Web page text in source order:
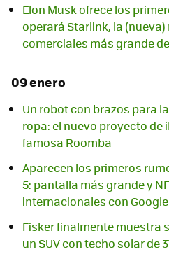
Elon Musk ofrece los
operará Starlink, la
comerciales más grande
09 enero
Un robot con brazos para
ropa: el nuevo proyecto de
famosa Roomba
Aparecen los primeros
5: pantalla más grande y
internacionales con
Fisker finalmente muestra
un SUV con techo solar de